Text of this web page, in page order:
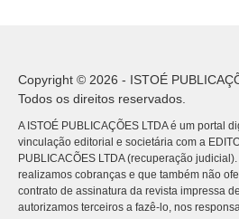
Copyright © 2026 - ISTOÉ
Todos os direitos reservados.
A ISTOÉ PUBLICAÇÕES LTDA é um portal
vinculação editorial e societária com a
PUBLICACÕES LTDA (recuperação
realizamos cobranças e que também não
contrato de assinatura da revista impressa
autorizamos terceiros a fazê-lo, nos